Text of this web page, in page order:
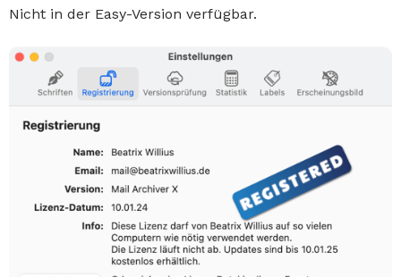
Nicht in der Easy-Version verfügbar.